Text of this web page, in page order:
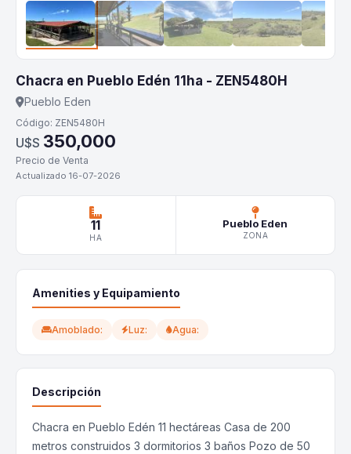
Chacra en Pueblo Edén 11ha - ZEN5480H
Pueblo Eden
Código: ZEN5480H
U$S 350,000
Precio de Venta
Actualizado 16-07-2026
11
HA
Pueblo Eden
ZONA
Amenities y Equipamiento
Amoblado: Luz: Agua:
Descripción
Chacra en Pueblo Edén 11 hectáreas Casa de 200
metros construidos 3 dormitorios 3 baños Pozo de 50